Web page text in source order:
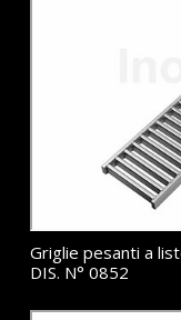
Griglie pesanti a
DIS. N° 0852